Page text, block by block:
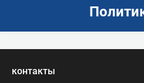
контакты